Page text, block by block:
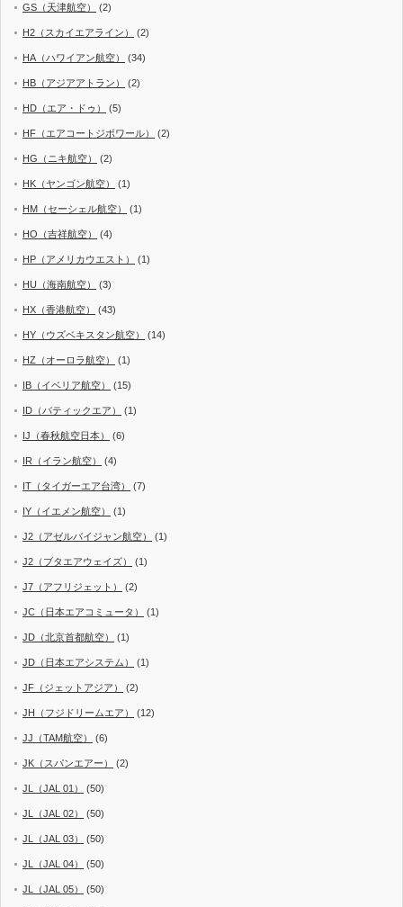
GS（天津航空） (2)
H2（スカイエアライン） (2)
HA（ハワイアン航空） (34)
HB（アジアアトラン） (2)
HD（エア・ドゥ） (5)
HF（エアコートジボワール） (2)
HG（ニキ航空） (2)
HK（ヤンゴン航空） (1)
HM（セーシェル航空） (1)
HO（吉祥航空） (4)
HP（アメリカウエスト） (1)
HU（海南航空） (3)
HX（香港航空） (43)
HY（ウズベキスタン航空） (14)
HZ（オーロラ航空） (1)
IB（イベリア航空） (15)
ID（バティックエア） (1)
IJ（春秋航空日本） (6)
IR（イラン航空） (4)
IT（タイガーエア台湾） (7)
IY（イエメン航空） (1)
J2（アゼルバイジャン航空） (1)
J2（ブタエアウェイズ） (1)
J7（アフリジェット） (2)
JC（日本エアコミュータ） (1)
JD（北京首都航空） (1)
JD（日本エアシステム） (1)
JF（ジェットアジア） (2)
JH（フジドリームエア） (12)
JJ（TAM航空） (6)
JK（スパンエアー） (2)
JL（JAL 01） (50)
JL（JAL 02） (50)
JL（JAL 03） (50)
JL（JAL 04） (50)
JL（JAL 05） (50)